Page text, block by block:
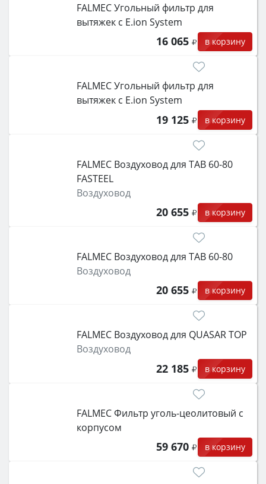
FALMEC Угольный фильтр для
вытяжек с E.ion System
16 065 в корзину
FALMEC Угольный фильтр для
вытяжек с E.ion System
19 125 в корзину
FALMEC Воздуховод для TAB 60-80
FASTEEL
Воздуховод
20 655 в корзину
FALMEC Воздуховод для TAB 60-80
Воздуховод
20 655 в корзину
FALMEC Воздуховод для QUASAR TOP
Воздуховод
22 185 в корзину
FALMEC Фильтр уголь-цеолитовый с
корпусом
59 670 в корзину